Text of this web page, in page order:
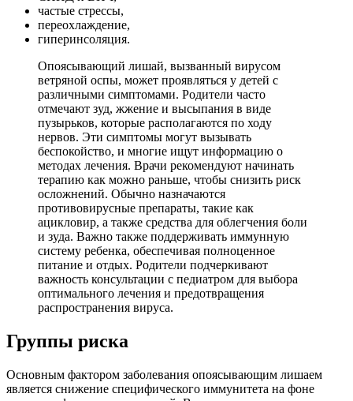
частые стрессы,
переохлаждение,
гиперинсоляция.
Опоясывающий лишай, вызванный вирусом
ветряной оспы, может проявляться у детей с
различными симптомами. Родители часто
отмечают зуд, жжение и высыпания в виде
пузырьков, которые располагаются по ходу
нервов. Эти симптомы могут вызывать
беспокойство, и многие ищут информацию о
методах лечения. Врачи рекомендуют начинать
терапию как можно раньше, чтобы снизить риск
осложнений. Обычно назначаются
противовирусные препараты, такие как
ацикловир, а также средства для облегчения боли
и зуда. Важно также поддерживать иммунную
систему ребенка, обеспечивая полноценное
питание и отдых. Родители подчеркивают
важность консультации с педиатром для выбора
оптимального лечения и предотвращения
распространения вируса.
Группы риска
Основным фактором заболевания опоясывающим лишаем
является снижение специфического иммунитета на фоне